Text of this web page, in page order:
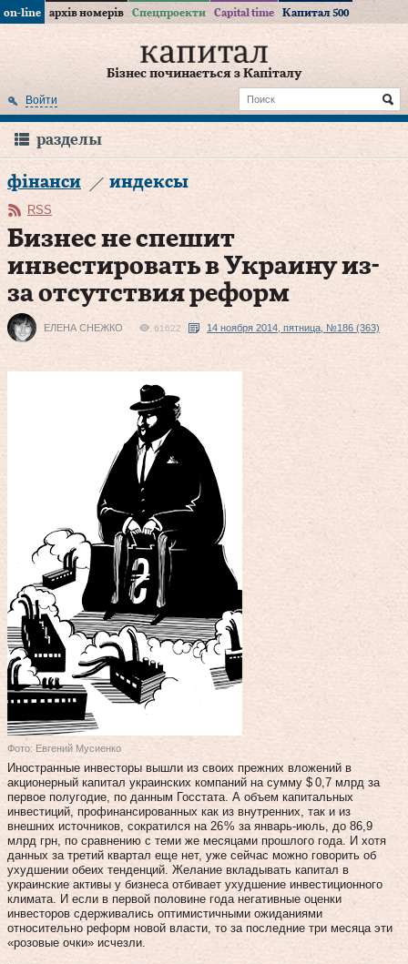
on-line архів номерів Спецпроекти Capital time Капитал 500
Бізнес починається з Капіталу
Войти
разделы
фінанси индексы
RSS
Бизнес не спешит
инвестировать в Украину из-
за отсутствия реформ
ЕЛЕНА СНЕЖКО 61622 14 ноября 2014, пятница, №186 (363)
Фото: Евгений Мусиенко
Иностранные инвесторы вышли из своих прежних вложений в
акционерный капитал украинских компаний на сумму $ 0,7 млрд за
первое полугодие, по данным Госстата. А объем капитальных
инвестиций, профинансированных как из внутренних, так и из
внешних источников, сократился на 26 % за январь-июль, до 86,9
млрд грн, по сравнению с теми же месяцами прошлого года. И хотя
данных за третий квартал еще нет, уже сейчас можно говорить об
ухудшении обеих тенденций. Желание вкладывать капитал в
украинские активы у бизнеса отбивает ухудшение инвестиционного
климата. И если в первой половине года негативные оценки
инвесторов сдерживались оптимистичными ожиданиями
относительно реформ новой власти, то за последние три месяца эти
«розовые очки» исчезли.